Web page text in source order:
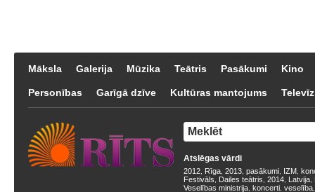
Māksla Galerija Mūzika Teātris Pasākumi Kino
Personības Garīgā dzīve Kultūras mantojums
Atslēgas vārdi
2012 Rīga 2013 pasākumi IZM
Festivāls
Dailes teātris 2014 Latvija
Veselības ministrija koncerti veselība